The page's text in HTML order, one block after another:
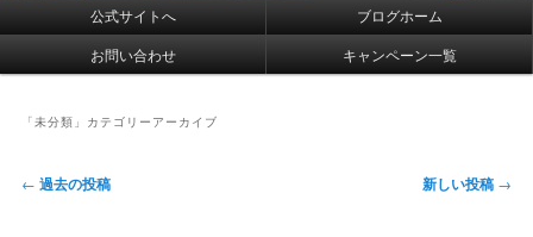
ツ
移
へ
動
イ
メ
公式サイトへ
ブログホーム
お問い合わせ
キャンペーン一覧
「未分類 」カテゴリーアーカイブ
投
← 過去の投稿 新しい投稿 →